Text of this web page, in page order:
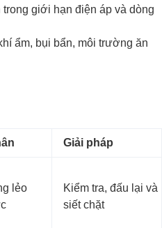
giới hạn điện áp và dòng
ẩm, bụi bẩn, môi trường ăn
Giải pháp
lẻo
Kiểm tra, đấu lại và
siết chặt